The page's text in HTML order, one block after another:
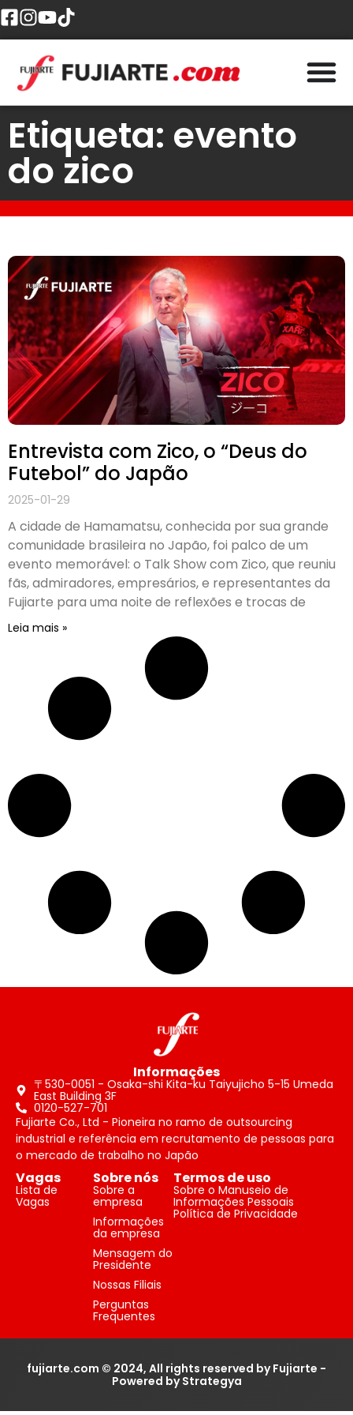
Etiqueta: evento
do zico
Entrevista com Zico, o “Deus do
Futebol” do Japão
2025-01-29
A cidade de Hamamatsu, conhecida por sua grande
comunidade brasileira no Japão, foi palco de um
evento memorável: o Talk Show com Zico, que reuniu
fãs, admiradores, empresários, e representantes da
Fujiarte para uma noite de reflexões e trocas de
Leia mais »
Informações
〒530-0051 - Osaka-shi Kita-ku Taiyujicho 5-15 Umeda
East Building 3F
0120-527-701
Fujiarte Co., Ltd - Pioneira no ramo de outsourcing
industrial e referência em recrutamento de pessoas para
o mercado de trabalho no Japão
Vagas
Lista de
Vagas
Sobre nós
Sobre a
empresa
Informações
da empresa
Mensagem do
Presidente
Nossas Filiais
Perguntas
Frequentes
Termos de uso
Sobre o Manuseio de
Informações Pessoais
Política de Privacidade
fujiarte.com © 2024, All rights reserved by Fujiarte -
Powered by Strategya